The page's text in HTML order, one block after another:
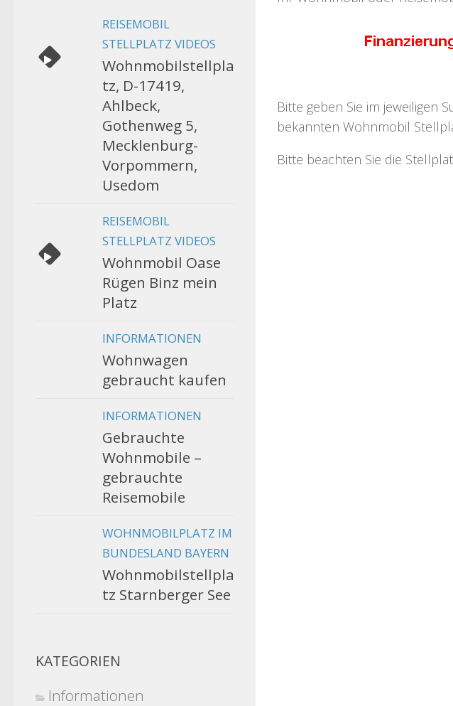
Bitte geben Sie im jeweiligen
bekannten Wohnmobil
Bitte beachten Sie die
REISEMOBIL
STELLPLATZ VIDEOS
Wohnmobilstellpla
tz, D-17419,
Ahlbeck,
Gothenweg 5,
Mecklenburg-
Vorpommern,
Usedom
REISEMOBIL
STELLPLATZ VIDEOS
Wohnmobil Oase
Rügen Binz mein
Platz
INFORMATIONEN
Wohnwagen
gebraucht kaufen
INFORMATIONEN
Gebrauchte
Wohnmobile –
gebrauchte
Reisemobile
WOHNMOBILPLATZ IM
BUNDESLAND BAYERN
Wohnmobilstellpla
tz Starnberger See
KATEGORIEN
Informationen